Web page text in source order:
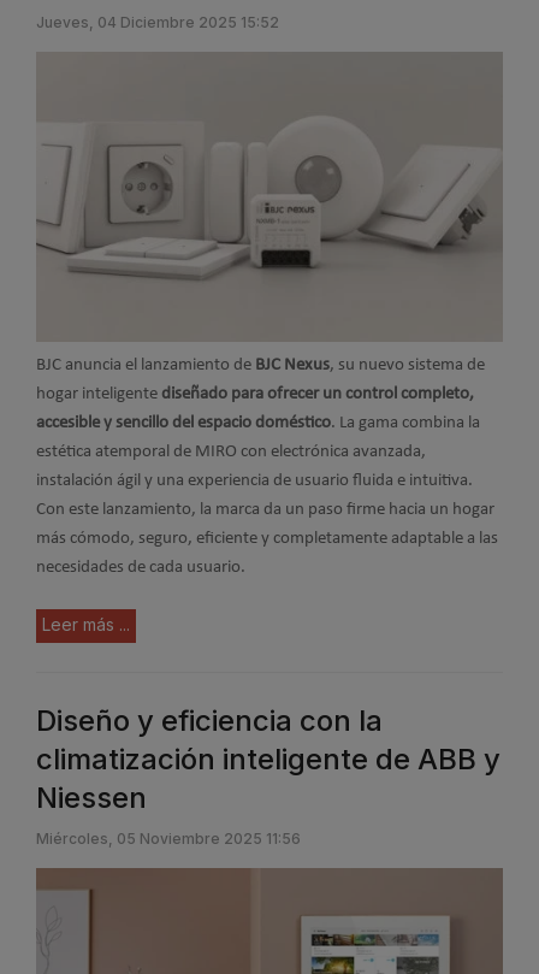
Jueves, 04 Diciembre 2025 15:52
BJC anuncia el lanzamiento de BJC Nexus, su nuevo sistema de
hogar inteligente diseñado para ofrecer un control completo,
accesible y sencillo del espacio doméstico. La gama combina la
estética atemporal de MIRO con electrónica avanzada,
instalación ágil y una experiencia de usuario fluida e intuitiva.
Con este lanzamiento, la marca da un paso firme hacia un hogar
más cómodo, seguro, eficiente y completamente adaptable a las
necesidades de cada usuario.
Leer más ...
Diseño y eficiencia con la
climatización inteligente de ABB y
Niessen
Miércoles, 05 Noviembre 2025 11:56